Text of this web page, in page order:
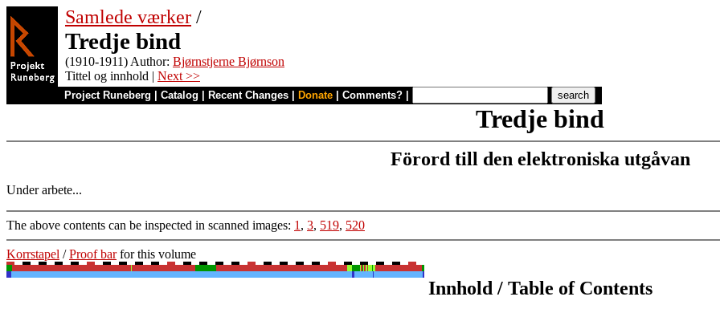
Samlede værker /
Tredje bind
(1910-1911) Author: Bjørnstjerne Bjørnson
Tittel og innhold | Next >>
Project Runeberg Catalog Recent Changes Donate Comments?
Tredje bind
Förord till den elektroniska utgåvan
Under arbete...
The above contents can be inspected in scanned images: 1 , 3, 519, 520
Korrstapel /Proof barfor this volume
Innhold / Table of Contents